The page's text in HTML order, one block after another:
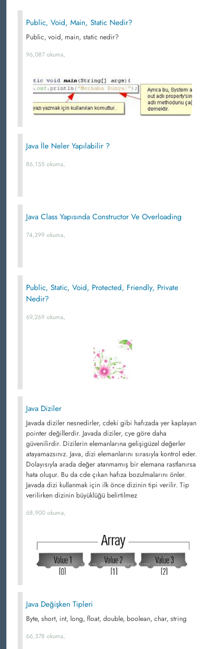
Public, Void, Main, Static Nedir?
Public, void, main, static nedir?
96,087 okuma,
Java İle Neler Yapılabilir ?
86,155 okuma,
Java Class Yapısında Constructor Ve Overloading
74,399 okuma,
Public, Static, Void, Protected, Friendly, Private
Nedir?
69,269 okuma,
Java Diziler
Javada diziler nesnedirler, cdeki gibi hafızada yer kaplayan
pointer değillerdir. Javada diziler, cye göre daha
güvenilirdir. Dizilerin elemanlarına gelişigüzel değerler
atayamazsınız. Java, dizi elemanlarını sırasıyla kontrol eder.
Dolayısıyla arada değer atanmamış bir elemana rastlanırsa
hata oluşur. Bu da cde çıkan hafıza bozulmalarını önler.
Javada dizi kullanmak için ilk önce dizinin tipi verilir. Tip
verilirken dizinin büyüklüğü belirtilmez
68,900 okuma,
Java Değişken Tipleri
Byte, short, int, long, float, double, boolean, char, string
66,378 okuma,